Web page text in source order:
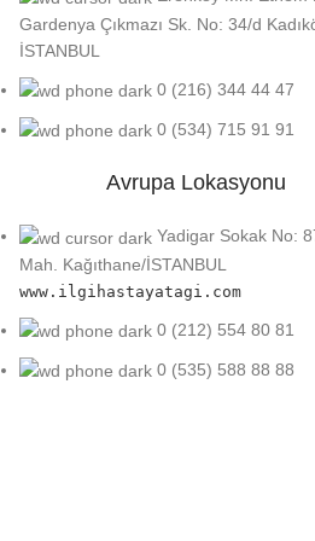
sistemleri ve çeşitli fonksiyonları
kullanılır. Hasta yatakları, hem
Hasta Yatağı Modelleri
İlgi Medikal olarak sunduğumuz
3 Motorlu Hastane Hasta
Bu model, hastanın baş, sırt ve ayak
kullanımını kolaylaştıran bu
4 Motorlu Fonksiyonel
modeller, daha fazla
Gardenya Çıkmazı Sk. No: 34/d
İSTANBUL
0 (216) 344 44 47
0 (534) 715 91 91
Avrupa Lokasyonu
Yadigar Sokak No:
Mah. Kağıthane/İSTANBUL
www.ilgihastayatagi.com
0 (212) 554 80 81
0 (535) 588 88 88